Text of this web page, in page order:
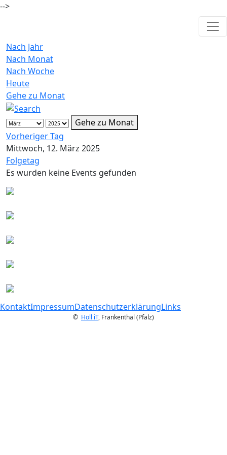
-->
Nach Jahr
Nach Monat
Nach Woche
Heute
Gehe zu Monat
Gehe zu Monat
Vorheriger Tag
Mittwoch, 12. März 2025
Folgetag
Es wurden keine Events gefunden
KontaktImpressumDatenschutzerklärungLinks
© Holl iT, Frankenthal (Pfalz)